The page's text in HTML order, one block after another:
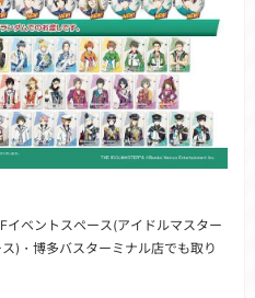
)・博多バスターミナル店でも取り